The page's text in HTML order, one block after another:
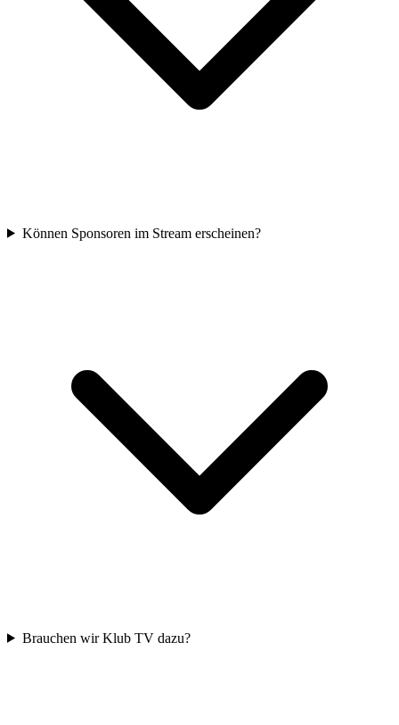
Können Sponsoren im Stream erscheinen?
Brauchen wir Klub TV dazu?